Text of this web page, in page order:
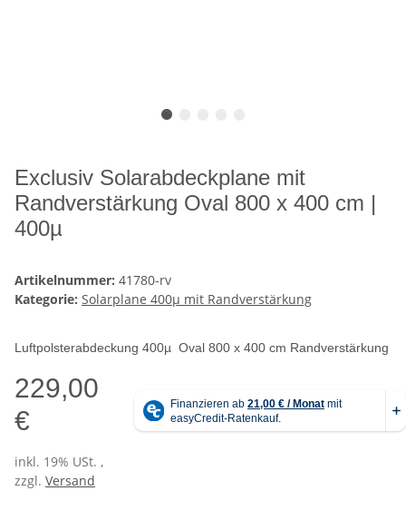
Exclusiv Solarabdeckplane mit
Randverstärkung Oval 800 x 400 cm |
400µ
Artikelnummer: 41780-rv
Kategorie: Solarplane 400µ mit Randverstärkung
Luftpolsterabdeckung 400µ Oval 800 x 400 cm Randverstärkung
229,00
€
inkl. 19% USt. ,
zzgl. Versand